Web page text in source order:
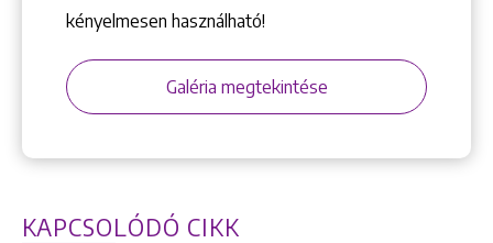
kényelmesen használható!
Galéria megtekintése
KAPCSOLÓDÓ CIKK